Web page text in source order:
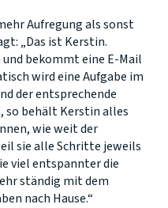
Aufregung als sonst
„Das ist Kerstin.
bekommt eine E-Mail
wird eine Aufgabe im
der entsprechende
so behält Kerstin alles
wie weit der
sie alle Schritte jeweils
viel entspannter die
ständig mit dem
nach Hause.“